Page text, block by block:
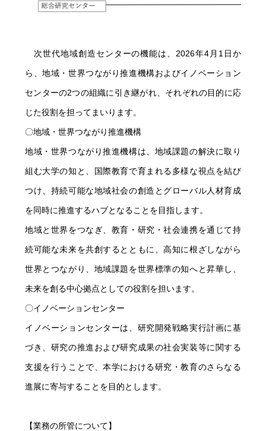
次世代地域創造センターの機能は、2026年4月1日か
ら、地域・世界つながり推進機構およびイノベーション
センターの2つの組織に引き継がれ、それぞれの目的に応
じた役割を担ってまいります。
〇地域・世界つながり推進機構
地域・世界つながり推進機構は、地域課題の解決に取り
組む大学の知と、国際教育で育まれる多様な視点を結び
つけ、持続可能な地域社会の創造とグローバル人材育成
を同時に推進するハブとなることを目指します。
地域と世界をつなぎ、教育・研究・社会連携を通じて持
続可能な未来を共創するとともに、高知に根ざしながら
世界とつながり、地域課題を世界標準の知へと昇華し、
未来を創る中心拠点としての役割を担います。
〇イノベーションセンター
イノベーションセンターは、研究開発戦略実行計画に基
づき、研究の推進および研究成果の社会実装等に関する
支援を行うことで、本学における研究・教育のさらなる
進展に寄与することを目的とします。
【業務の所管について】